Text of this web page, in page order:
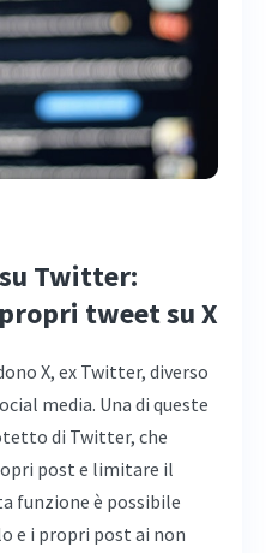
Twitter:
tweet su X
X, ex Twitter, diverso
media. Una di queste
di Twitter, che
post e limitare il
funzione è possibile
e i propri post ai non